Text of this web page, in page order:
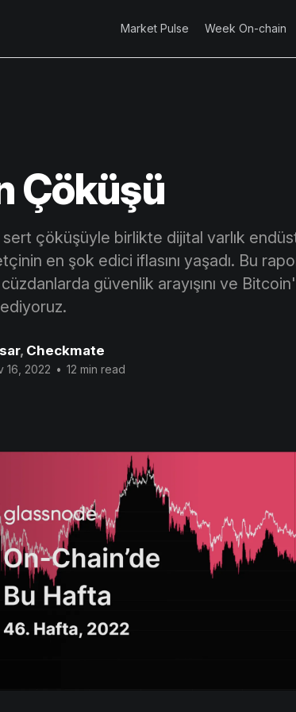
Market Pulse Week On-chain
Çöküşü
sert çöküşüyle ​​birlikte dijital varlık
en şok edici iflasını yaşadı. Bu
cüzdanlarda güvenlik arayışını ve
, Checkmate
16, 2022 • 12 min read